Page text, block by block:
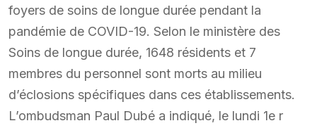
foyers de soins de longue durée pendant la
pandémie de COVID-19. Selon le ministère des
Soins de longue durée, 1648 résidents et 7
membres du personnel sont morts au milieu
d’éclosions spécifiques dans ces établissements.
L’ombudsman Paul Dubé a indiqué, le lundi 1e r